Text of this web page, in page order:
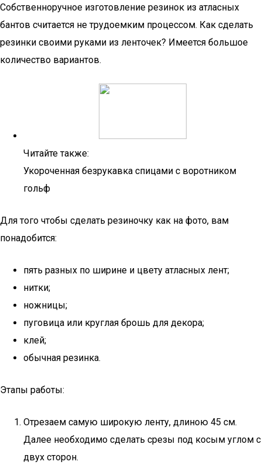
Собственноручное изготовление резинок из атласных
бантов считается не трудоемким процессом. Как сделать
резинки своими руками из ленточек? Имеется большое
количество вариантов.
Читайте также:
Укороченная безрукавка спицами с воротником
гольф
Для того чтобы сделать резиночку как на фото, вам
понадобится:
пять разных по ширине и цвету атласных лент;
нитки;
ножницы;
пуговица или круглая брошь для декора;
клей;
обычная резинка.
Этапы работы:
Отрезаем самую широкую ленту, длиною 45 см.
Далее необходимо сделать срезы под косым углом с
двух сторон.